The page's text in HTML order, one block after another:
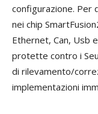
configurazione. Per
nei chip
Ethernet, Can, Usb
protette contro i
di rilevamento/
implementazioni